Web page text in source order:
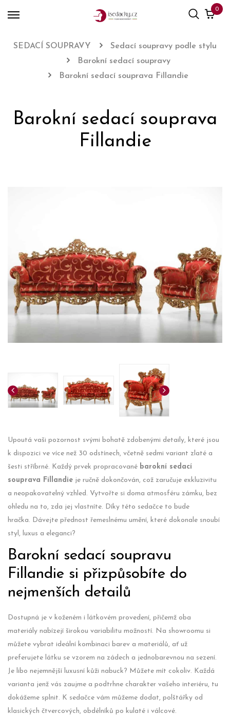
0
SEDACÍ SOUPRAVY
Sedací soupravy podle stylu
Barokní sedací soupravy
Barokní sedací souprava Fillandie
Barokní sedací souprava
Fillandie
Upoutá vaši pozornost svými bohatě zdobenými detaily, které jsou
k dispozici ve více než 30 odstínech, včetně sedmi variant zlaté a
šesti stříbrné. Každý prvek propracované barokní sedací
souprava Fillandie je ručně dokončován, což zaručuje exkluzivitu
a neopakovatelný vzhled. Vytvořte si doma atmosféru zámku, bez
ohledu na to, zda jej vlastníte. Díky této sedačce to bude
hračka. Dávejte přednost řemeslnému umění, které dokonale snoubí
styl, luxus a eleganci?
Barokní sedací soupravu
Fillandie si přizpůsobíte do
nejmenších detailů
Dostupná je v koženém i látkovém provedení, přičemž oba
materiály nabízejí širokou variabilitu možností. Na showroomu si
můžete vybrat ideální kombinaci barev a materiálů, ať už
preferujete látku se vzorem na zádech a jednobarevnou na sezení.
Je libo nejemnější luxusní kůži nabuck? Můžete mít cokoliv. Každá
varianta jenž vás zaujme a podtrhne charakter vašeho interiéru, tu
dokážeme splnit. K sedačce vám můžeme dodat, polštářky od
klasických čtvercových, obdélníků po kulaté i válcové.